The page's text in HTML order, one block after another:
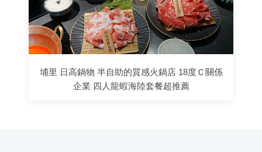
埔里 日高鍋物 半自助的質感火鍋店 18度Ｃ關係
企業 四人龍蝦海陸套餐超推薦